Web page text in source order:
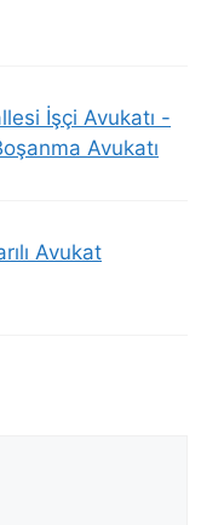
İşçi Avukatı -
Avukatı
Avukat